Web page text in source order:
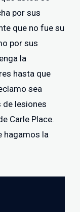
por sus
que no fue su
por sus
la
hasta que
sea
de lesiones
Carle Place.
hagamos la